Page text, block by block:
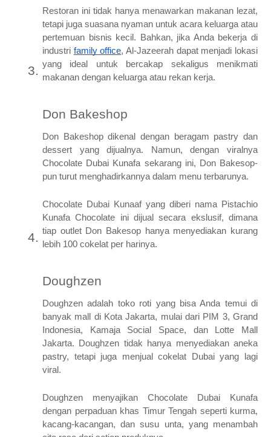
Restoran ini tidak hanya menawarkan makanan lezat,
tetapi juga suasana nyaman untuk acara keluarga atau
pertemuan bisnis kecil. Bahkan, jika Anda bekerja di
industri family office, Al-Jazeerah dapat menjadi lokasi
yang ideal untuk bercakap sekaligus menikmati
makanan dengan keluarga atau rekan kerja.
Don Bakeshop
Don Bakeshop dikenal dengan beragam pastry dan
dessert yang dijualnya. Namun, dengan viralnya
Chocolate Dubai Kunafa sekarang ini, Don Bakesop-
pun turut menghadirkannya dalam menu terbarunya.
Chocolate Dubai Kunaaf yang diberi nama Pistachio
Kunafa Chocolate ini dijual secara ekslusif, dimana
tiap outlet Don Bakesop hanya menyediakan kurang
lebih 100 cokelat per harinya.
Doughzen
Doughzen adalah toko roti yang bisa Anda temui di
banyak mall di Kota Jakarta, mulai dari PIM 3, Grand
Indonesia, Kamaja Social Space, dan Lotte Mall
Jakarta. Doughzen tidak hanya menyediakan aneka
pastry, tetapi juga menjual cokelat Dubai yang lagi
viral.
Doughzen menyajikan Chocolate Dubai Kunafa
dengan perpaduan khas Timur Tengah seperti kurma,
kacang-kacangan, dan susu unta, yang menambah